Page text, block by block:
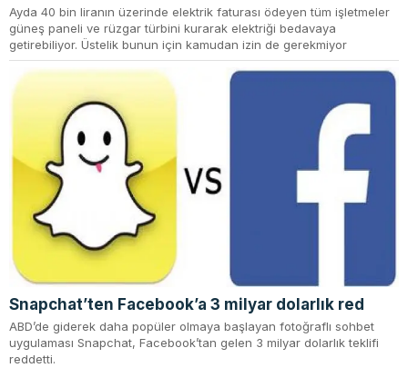
Ayda 40 bin liranın üzerinde elektrik faturası ödeyen tüm işletmeler
güneş paneli ve rüzgar türbini kurarak elektriği bedavaya
getirebiliyor. Üstelik bunun için kamudan izin de gerekmiyor
Snapchat’ten Facebook’a 3 milyar dolarlık red
ABD’de giderek daha popüler olmaya başlayan fotoğraflı sohbet
uygulaması Snapchat, Facebook’tan gelen 3 milyar dolarlık teklifi
reddetti.